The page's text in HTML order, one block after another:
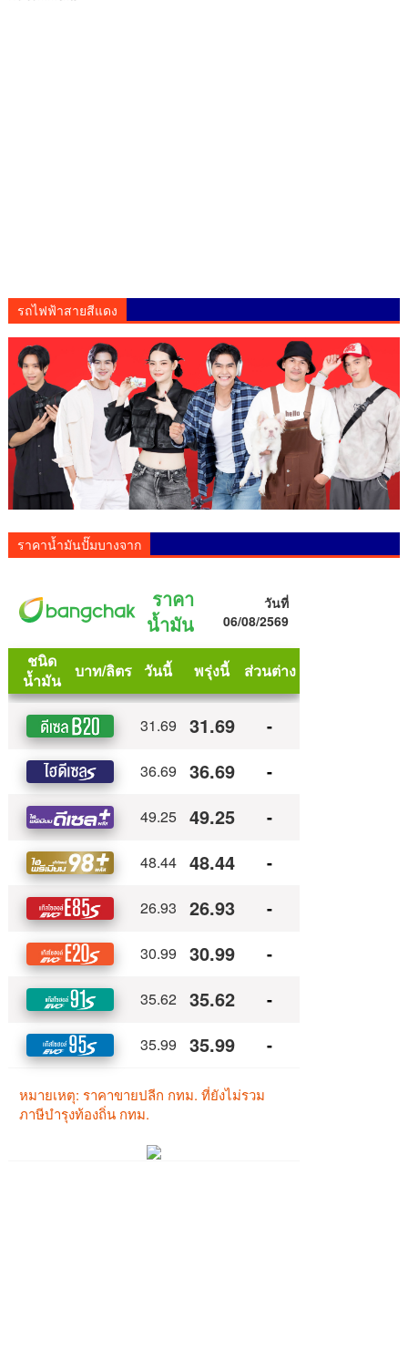
รถไฟฟ้าสายสีแดง
ราคาน้ำมันปั๊มบางจาก